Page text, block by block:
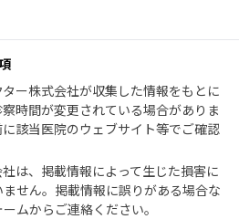
ー株式会社が収集した情報をもとに
時間が変更されている場合がありま
該当医院のウェブサイト等でご確認
は、掲載情報によって生じた損害に
せん。掲載情報に誤りがある場合な
ムからご連絡ください。